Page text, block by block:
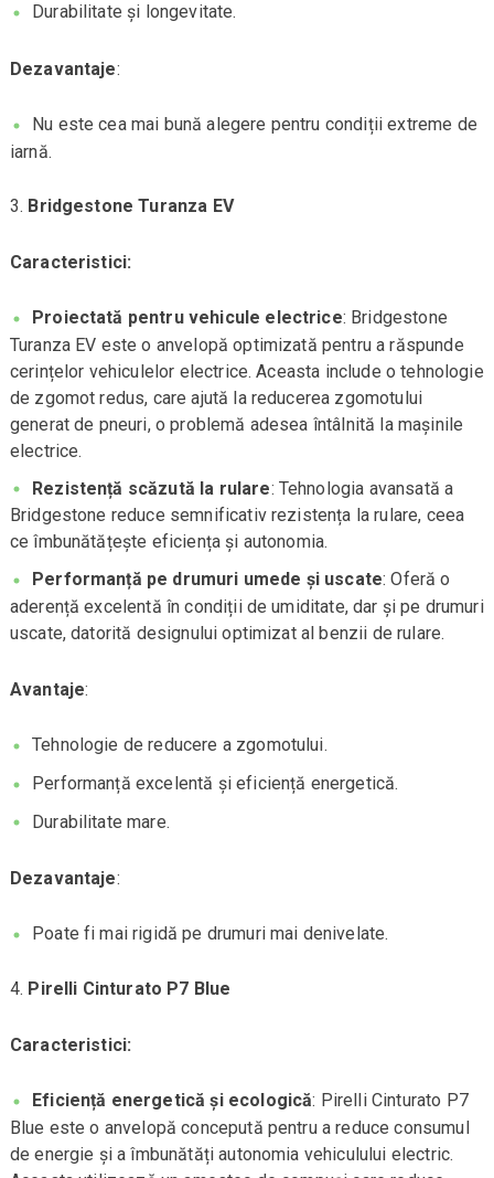
Durabilitate și longevitate.
Dezavantaje:
Nu este cea mai bună alegere pentru condiții extreme de
iarnă.
Bridgestone Turanza EV
Caracteristici:
Proiectată pentru vehicule electrice: Bridgestone
Turanza EV este o anvelopă optimizată pentru a răspunde
cerințelor vehiculelor electrice. Aceasta include o tehnologie
de zgomot redus, care ajută la reducerea zgomotului
generat de pneuri, o problemă adesea întâlnită la mașinile
electrice.
Rezistență scăzută la rulare: Tehnologia avansată a
Bridgestone reduce semnificativ rezistența la rulare, ceea
ce îmbunătățește eficiența și autonomia.
Performanță pe drumuri umede și uscate: Oferă o
aderență excelentă în condiții de umiditate, dar și pe drumuri
uscate, datorită designului optimizat al benzii de rulare.
Avantaje:
Tehnologie de reducere a zgomotului.
Performanță excelentă și eficiență energetică.
Durabilitate mare.
Dezavantaje:
Poate fi mai rigidă pe drumuri mai denivelate.
Pirelli Cinturato P7 Blue
Caracteristici:
Eficiență energetică și ecologică: Pirelli Cinturato P7
Blue este o anvelopă concepută pentru a reduce consumul
de energie și a îmbunătăți autonomia vehiculului electric.